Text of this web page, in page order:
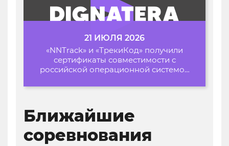
21 ИЮЛЯ 2026
«NNTrack» и «ТрекиКод» получили
сертификаты совместимости с
российской операционной системой
Ближайшие
соревнования